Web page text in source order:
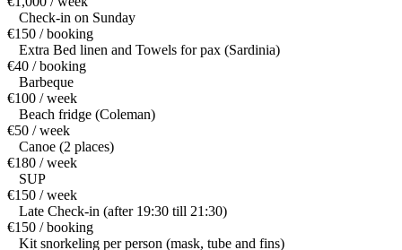
Check-in on Sunday
€150 / booking
Extra Bed linen and Towels for pax (Sardinia)
€40 / booking
Barbeque
€100 / week
Beach fridge (Coleman)
€50 / week
Canoe (2 places)
€180 / week
SUP
€150 / week
Late Check-in (after 19:30 till 21:30)
€150 / booking
Kit snorkeling per person (mask, tube and fins)